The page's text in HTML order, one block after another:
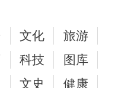
文化
旅游
科技
图库
文史 健康